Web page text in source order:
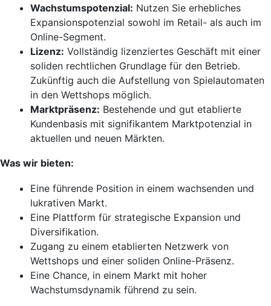
Wachstumspotenzial: Nutzen Sie erhebliches
Expansionspotenzial sowohl im Retail- als auch im
Online-Segment.
Lizenz: Vollständig lizenziertes Geschäft mit einer
soliden rechtlichen Grundlage für den Betrieb.
Zukünftig auch die Aufstellung von Spielautomaten
in den Wettshops möglich.
Marktpräsenz: Bestehende und gut etablierte
Kundenbasis mit signifikantem Marktpotenzial in
aktuellen und neuen Märkten.
Was wir bieten:
Eine führende Position in einem wachsenden und
lukrativen Markt.
Eine Plattform für strategische Expansion und
Diversifikation.
Zugang zu einem etablierten Netzwerk von
Wettshops und einer soliden Online-Präsenz.
Eine Chance, in einem Markt mit hoher
Wachstumsdynamik führend zu sein.